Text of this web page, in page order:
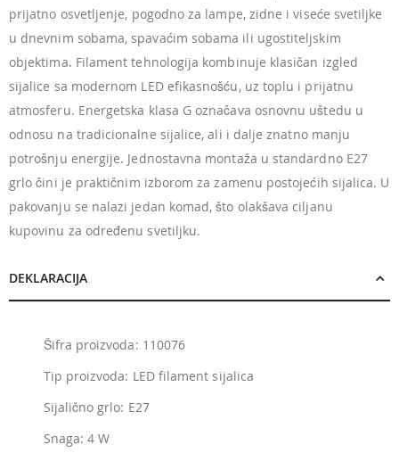
prijatno osvetljenje, pogodno za lampe, zidne i viseće svetiljke
u dnevnim sobama, spavaćim sobama ili ugostiteljskim
objektima. Filament tehnologija kombinuje klasičan izgled
sijalice sa modernom LED efikasnošću, uz toplu i prijatnu
atmosferu. Energetska klasa G označava osnovnu uštedu u
odnosu na tradicionalne sijalice, ali i dalje znatno manju
potrošnju energije. Jednostavna montaža u standardno E27
grlo čini je praktičnim izborom za zamenu postojećih sijalica. U
pakovanju se nalazi jedan komad, što olakšava ciljanu
kupovinu za određenu svetiljku.
DEKLARACIJA
Šifra proizvoda: 110076
Tip proizvoda: LED filament sijalica
Sijalično grlo: E27
Snaga: 4 W